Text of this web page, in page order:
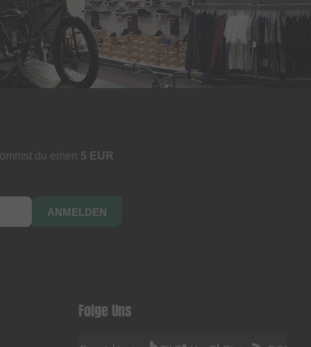
du einen 5 EUR
ANMELDEN
Folge Uns